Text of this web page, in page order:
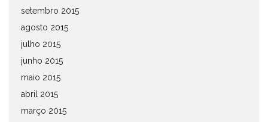
setembro 2015
agosto 2015
julho 2015
junho 2015
maio 2015
abril 2015
março 2015